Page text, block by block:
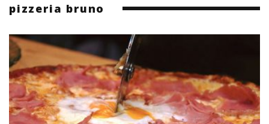
pizzeria bruno